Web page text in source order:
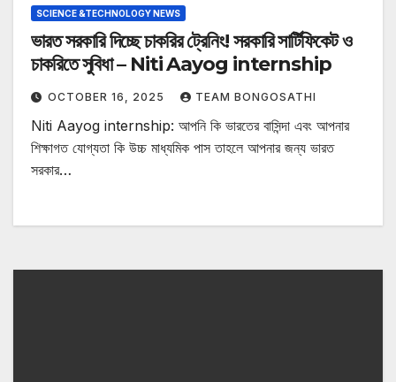
SCIENCE &TECHNOLOGY NEWS
ভারত সরকারি দিচ্ছে চাকরির ট্রেনিং! সরকারি সার্টিফিকেট ও
চাকরিতে সুবিধা – Niti Aayog internship
OCTOBER 16, 2025 TEAM BONGOSATHI
Niti Aayog internship: আপনি কি ভারতের বাসিন্দা এবং আপনার
শিক্ষাগত যোগ্যতা কি উচ্চ মাধ্যমিক পাস তাহলে আপনার জন্য ভারত
সরকার…